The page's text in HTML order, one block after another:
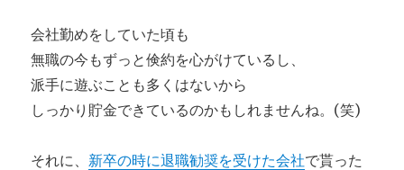
会社勤めをしていた頃も
無職の今もずっと倹約を心がけているし、
派手に遊ぶことも多くはないから
しっかり貯金できているのかもしれませんね。(笑)
それに、 新卒の時に退職勧奨を受けた会社で貰った